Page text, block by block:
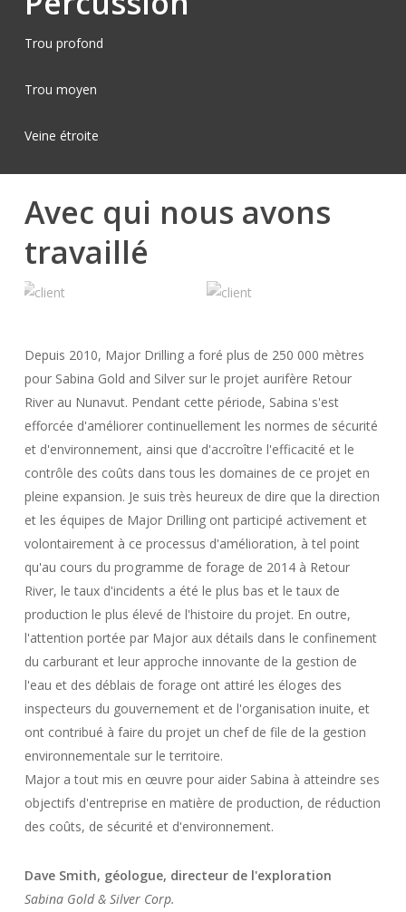
Trou profond
Trou moyen
Veine étroite
Avec qui nous avons
travaillé
Depuis 2010, Major Drilling a foré plus de 250 000 mètres
pour Sabina Gold and Silver sur le projet aurifère Retour
River au Nunavut. Pendant cette période, Sabina s'est
efforcée d'améliorer continuellement les normes de sécurité
et d'environnement, ainsi que d'accroître l'efficacité et le
contrôle des coûts dans tous les domaines de ce projet en
pleine expansion. Je suis très heureux de dire que la direction
et les équipes de Major Drilling ont participé activement et
volontairement à ce processus d'amélioration, à tel point
qu'au cours du programme de forage de 2014 à Retour
River, le taux d'incidents a été le plus bas et le taux de
production le plus élevé de l'histoire du projet. En outre,
l'attention portée par Major aux détails dans le confinement
du carburant et leur approche innovante de la gestion de
l'eau et des déblais de forage ont attiré les éloges des
inspecteurs du gouvernement et de l'organisation inuite, et
ont contribué à faire du projet un chef de file de la gestion
environnementale sur le territoire.
Major a tout mis en œuvre pour aider Sabina à atteindre ses
objectifs d'entreprise en matière de production, de réduction
des coûts, de sécurité et d'environnement.
Dave Smith, géologue, directeur de l'exploration
Sabina Gold & Silver Corp.